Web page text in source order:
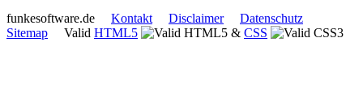
funkesoftware.de Kontakt Disclaimer
Datenschutz
Sitemap Valid HTML5 & CSS